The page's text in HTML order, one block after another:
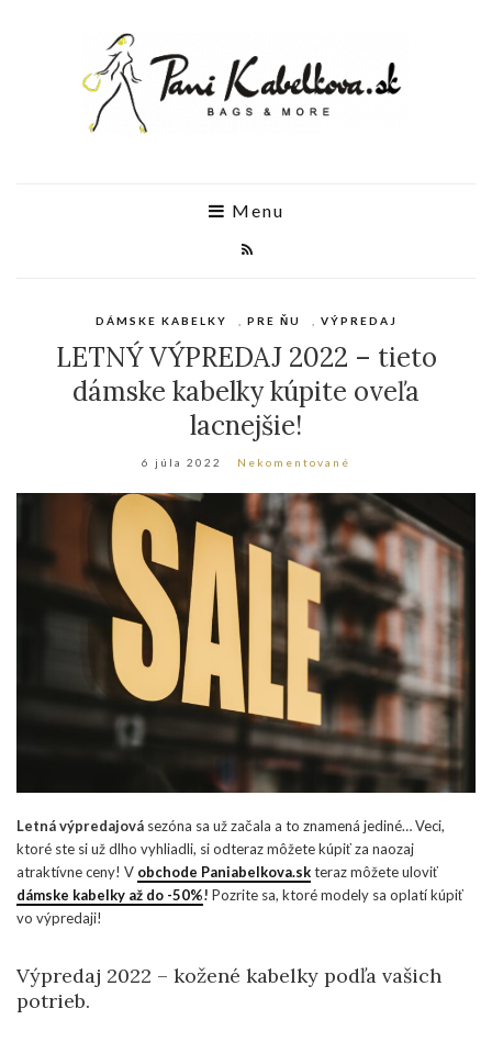
Menu
DÁMSKE KABELKY PRE ŇU VÝPREDAJ
LETNÝ VÝPREDAJ 2022 – tieto
dámske kabelky kúpite oveľa
lacnejšie!
6 júla 2022 Nekomentované
Letná výpredajová sezóna sa už začala a to znamená jediné… Veci,
ktoré ste si už dlho vyhliadli, si odteraz môžete kúpiť za naozaj
atraktívne ceny! V obchode Paniabelkova.skteraz môžete uloviť
dámske kabelky až do -50%! Pozrite sa, ktoré modely sa oplatí kúpiť
vo výpredaji!
Výpredaj 2022 – kožené kabelky podľa vašich
potrieb.